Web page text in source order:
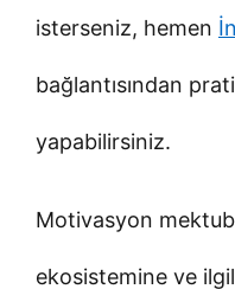
isterseniz, hemen
bağlantısından
yapabilirsiniz.
Motivasyon
ekosistemine ve